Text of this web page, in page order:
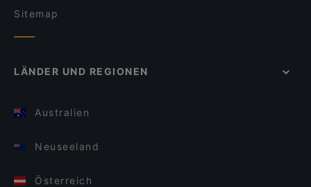
Sitemap
LÄNDER UND REGIONEN
Australien
Neuseeland
Österreich